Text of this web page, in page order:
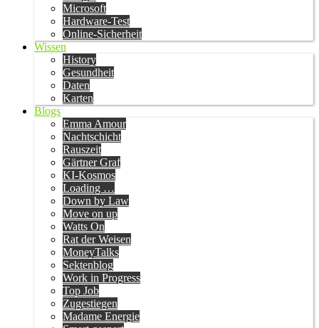
Microsoft
Hardware-Test
Online-Sicherheit
Wissen
History
Gesundheit
Daten
Karten
Blogs
Emma Amour
Nachtschicht
Rauszeit
Gärtner Graf
KI-Kosmos
Loading …
Down by Law
Move on up
Watts On
Rat der Weisen
MoneyTalks
Sektenblog
Work in Progress
Top Job
Zugestiegen
Madame Energie